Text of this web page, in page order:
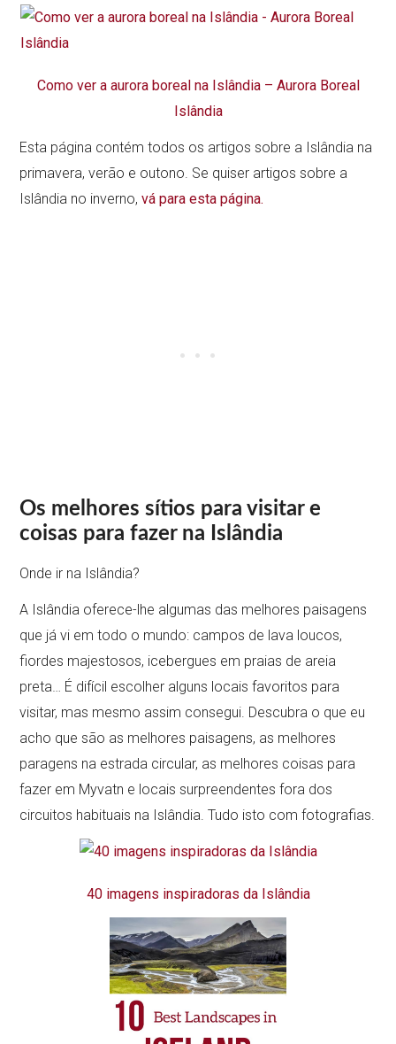
Como ver a aurora boreal na Islândia – Aurora Boreal
Islândia
Esta página contém todos os artigos sobre a Islândia na
primavera, verão e outono. Se quiser artigos sobre a
Islândia no inverno,vá para esta página.
Os melhores sítios para visitar e
coisas para fazer na Islândia
Onde ir na Islândia?
A Islândia oferece-lhe algumas das melhores paisagens
que já vi em todo o mundo: campos de lava loucos,
fiordes majestosos, icebergues em praias de areia
preta… É difícil escolher alguns locais favoritos para
visitar, mas mesmo assim consegui. Descubra o que eu
acho que são as melhores paisagens, as melhores
paragens na estrada circular, as melhores coisas para
fazer em Myvatn e locais surpreendentes fora dos
circuitos habituais na Islândia. Tudo isto com fotografias.
40 imagens inspiradoras da Islândia